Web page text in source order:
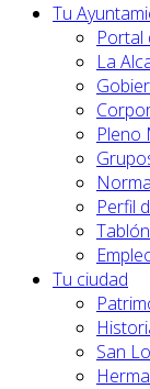
Tu
Portal
La
Pleno
Perfil
Tu ciudad
San